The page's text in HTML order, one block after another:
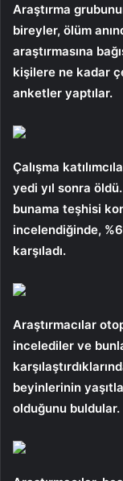
Araştırma
bireyler, ölüm
araştırmasına
kişilere ne kadar
anketler yaptılar.
Çalışma
yedi yıl sonra
bunama teşhisi
incelendiğinde,
karşıladı.
Araştırmacılar
incelediler ve
beyinlerinin
olduğunu buldular.